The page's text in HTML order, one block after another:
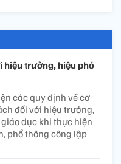
hiệu trưởng, hiệu phó
các quy định về cơ
đối với hiệu trưởng,
dục khi thực hiện
phổ thông công lập